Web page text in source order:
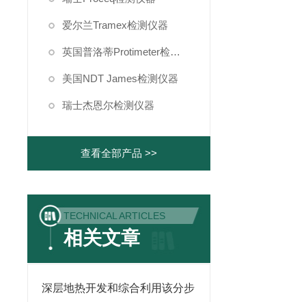
爱尔兰Tramex检测仪器
英国普洛蒂Protimeter检测仪器
美国NDT James检测仪器
瑞士杰恩尔检测仪器
查看全部产品 >>
TECHNICAL ARTICLES
相关文章
深层地热开发和综合利用该分步